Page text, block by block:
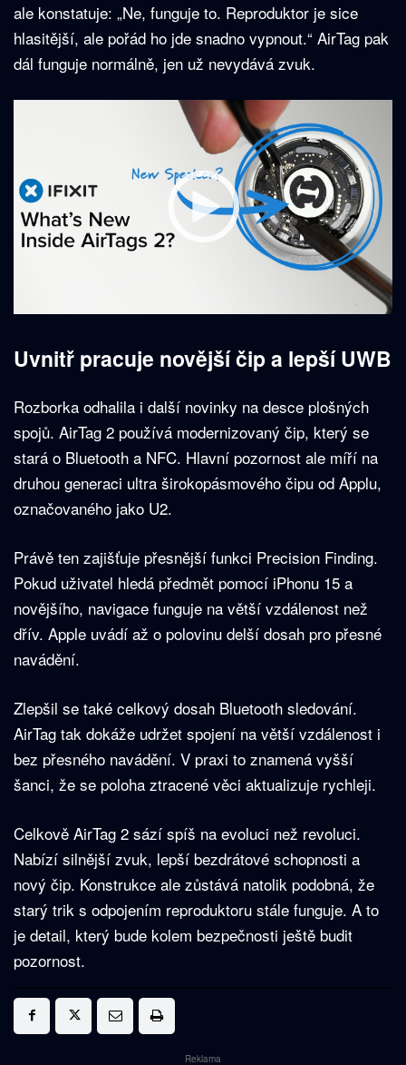
ale konstatuje: „Ne, funguje to. Reproduktor je sice
hlasitější, ale pořád ho jde snadno vypnout.“ AirTag pak
dál funguje normálně, jen už nevydává zvuk.
Uvnitř pracuje novější čip a lepší UWB
Rozborka odhalila i další novinky na desce plošných
spojů. AirTag 2 používá modernizovaný čip, který se
stará o Bluetooth a NFC. Hlavní pozornost ale míří na
druhou generaci ultra širokopásmového čipu od Applu,
označovaného jako U2.
Právě ten zajišťuje přesnější funkci Precision Finding.
Pokud uživatel hledá předmět pomocí iPhonu 15 a
novějšího, navigace funguje na větší vzdálenost než
dřív. Apple uvádí až o polovinu delší dosah pro přesné
navádění.
Zlepšil se také celkový dosah Bluetooth sledování.
AirTag tak dokáže udržet spojení na větší vzdálenost i
bez přesného navádění. V praxi to znamená vyšší
šanci, že se poloha ztracené věci aktualizuje rychleji.
Celkově AirTag 2 sází spíš na evoluci než revoluci.
Nabízí silnější zvuk, lepší bezdrátové schopnosti a
nový čip. Konstrukce ale zůstává natolik podobná, že
starý trik s odpojením reproduktoru stále funguje. A to
je detail, který bude kolem bezpečnosti ještě budit
pozornost.
Reklama